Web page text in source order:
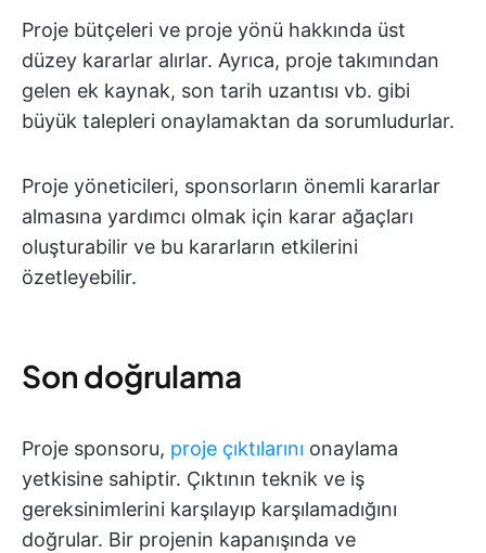
Proje bütçeleri ve proje yönü hakkında üst
düzey kararlar alırlar. Ayrıca, proje takımından
gelen ek kaynak, son tarih uzantısı vb. gibi
büyük talepleri onaylamaktan da sorumludurlar.
Proje yöneticileri, sponsorların önemli kararlar
almasına yardımcı olmak için karar ağaçları
oluşturabilir ve bu kararların etkilerini
özetleyebilir.
Son doğrulama
Proje sponsoru, proje çıktılarını onaylama
yetkisine sahiptir. Çıktının teknik ve iş
gereksinimlerini karşılayıp karşılamadığını
doğrular. Bir projenin kapanışında ve